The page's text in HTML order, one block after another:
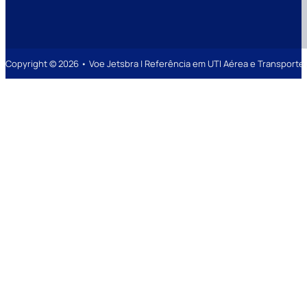
Copyright © 2026 • Voe Jetsbra | Referência em UTI Aérea e